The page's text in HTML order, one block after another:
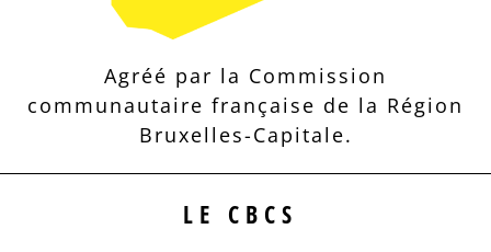
Agréé par la Commission
communautaire française de la Région
Bruxelles-Capitale.
LE CBCS